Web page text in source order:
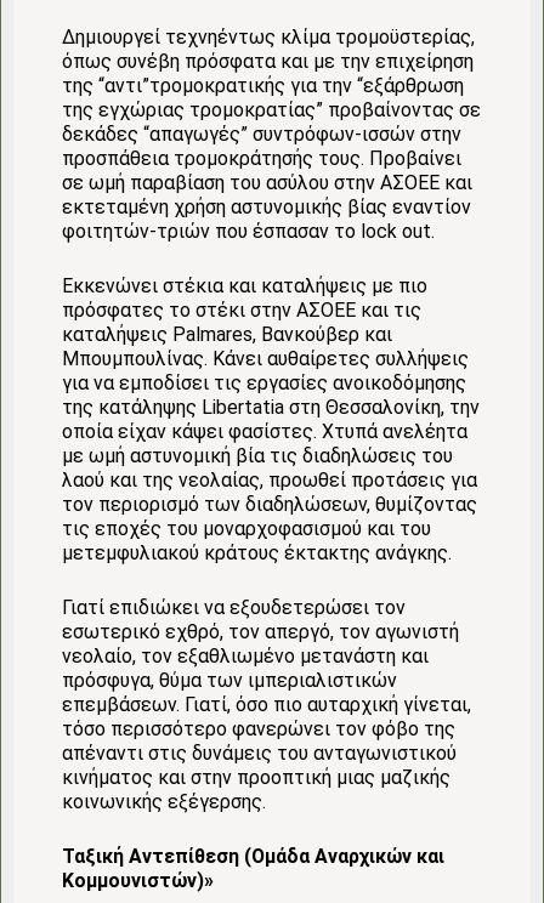
Δημιουργεί τεχνηέντως κλίμα τρομοϋστερίας,
όπως συνέβη πρόσφατα και με την επιχείρηση
της “αντι”τρομοκρατικής για την “εξάρθρωση
της εγχώριας τρομοκρατίας” προβαίνοντας σε
δεκάδες “απαγωγές” συντρόφων-ισσών στην
προσπάθεια τρομοκράτησής τους. Προβαίνει
σε ωμή παραβίαση του ασύλου στην ΑΣΟΕΕ και
εκτεταμένη χρήση αστυνομικής βίας εναντίον
φοιτητών-τριών που έσπασαν το lock out.
Εκκενώνει στέκια και καταλήψεις με πιο
πρόσφατες το στέκι στην ΑΣΟΕΕ και τις
καταλήψεις Palmares, Βανκούβερ και
Μπουμπουλίνας. Κάνει αυθαίρετες συλλήψεις
για να εμποδίσει τις εργασίες ανοικοδόμησης
της κατάληψης Libertatia στη Θεσσαλονίκη, την
οποία είχαν κάψει φασίστες. Χτυπά ανελέητα
με ωμή αστυνομική βία τις διαδηλώσεις του
λαού και της νεολαίας, προωθεί προτάσεις για
τον περιορισμό των διαδηλώσεων, θυμίζοντας
τις εποχές του μοναρχοφασισμού και του
μετεμφυλιακού κράτους έκτακτης ανάγκης.
Γιατί επιδιώκει να εξουδετερώσει τον
εσωτερικό εχθρό, τον απεργό, τον αγωνιστή
νεολαίο, τον εξαθλιωμένο μετανάστη και
πρόσφυγα, θύμα των ιμπεριαλιστικών
επεμβάσεων. Γιατί, όσο πιο αυταρχική γίνεται,
τόσο περισσότερο φανερώνει τον φόβο της
απέναντι στις δυνάμεις του ανταγωνιστικού
κινήματος και στην προοπτική μιας μαζικής
κοινωνικής εξέγερσης.
Ταξική Αντεπίθεση (Ομάδα Αναρχικών και
Κομμουνιστών)»